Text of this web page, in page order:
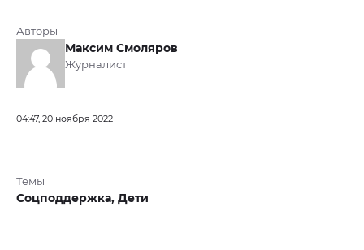
Авторы
Максим Смоляров
Журналист
04:47, 20 ноября 2022
Темы
Соцподдержка, Дети